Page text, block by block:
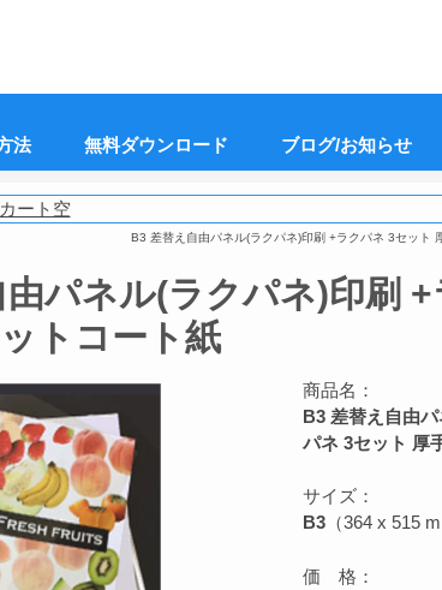
法 無料ダウンロード ブログ/お知らせ
カート空
B3 差替え自由パネル(ラクパネ)印刷 +ラクパネ 3セット
パネル(ラクパネ)印刷
トコート紙
商品名：
B3 差替え自由
パネ 3セット 厚
サイズ：
B3（364 x 515
価 格：